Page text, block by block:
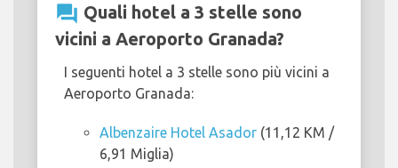
question_answer Quali hotel a 3 stelle sono
vicini a Aeroporto Granada?
I seguenti hotel a 3 stelle sono più vicini a
Aeroporto Granada:
Albenzaire Hotel Asador (11,12 KM /
6,91 Miglia)